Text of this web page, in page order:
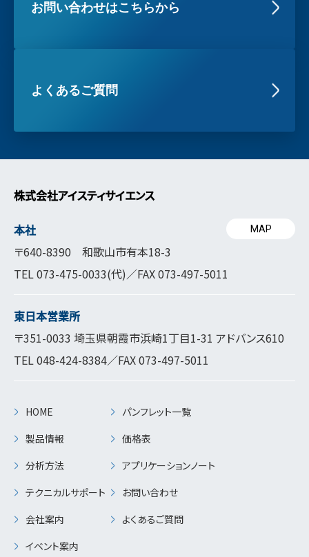
お問い合わせはこちらから
よくあるご質問
株式会社アイスティサイエンス
本社
〒640-8390 和歌山市有本18-3
TEL073-475-0033(代)／FAX 073-497-5011
MAP
東日本営業所
〒351-0033 埼玉県朝霞市浜崎1丁目1-31 アドバンス610
TEL048-424-8384／FAX 073-497-5011
HOME
製品情報
分析方法
テクニカルサポート
会社案内
イベント案内
パンフレット一覧
価格表
アプリケーションノート
お問い合わせ
よくあるご質問